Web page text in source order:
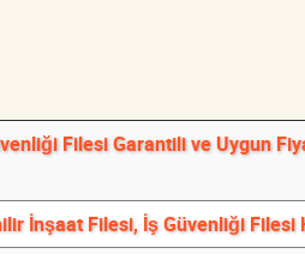
Filesi Garantili ve Uygun
İnşaat Filesi, İş Güvenliği Filesi